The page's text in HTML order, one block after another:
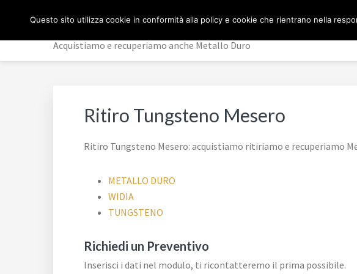
navigazione
contenuto
piè
footer
COMPRO WIDIA MILANO
Acquistiamo e recuperiamo anche Metallo Duro
Ritiro Tungsteno Mesero
Ritiro Tungsteno Mesero: acquistiamo ritiriamo e recuperiamo
METALLO DURO
WIDIA
TUNGSTENO
Richiedi un Preventivo
Inserisci i dati nel modulo, ti ricontatteremo il prima possibile.
Questo sito utilizza cookie in conformità alla policy e cookie che rientrano nella